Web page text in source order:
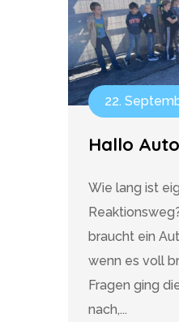
22.
Hallo
Wie lang ist
braucht ein
wenn es voll
Fragen ging
nach,...